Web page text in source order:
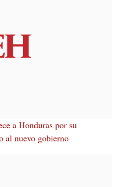
a Honduras por su
al nuevo gobierno